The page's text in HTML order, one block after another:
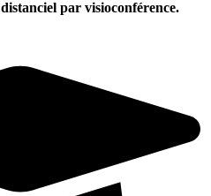
distanciel par visioconférence.